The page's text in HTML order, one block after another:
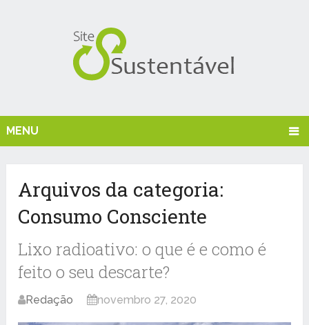
MENU
Arquivos da categoria:
Consumo Consciente
Lixo radioativo: o que é e como é
feito o seu descarte?
Redação novembro 27, 2020